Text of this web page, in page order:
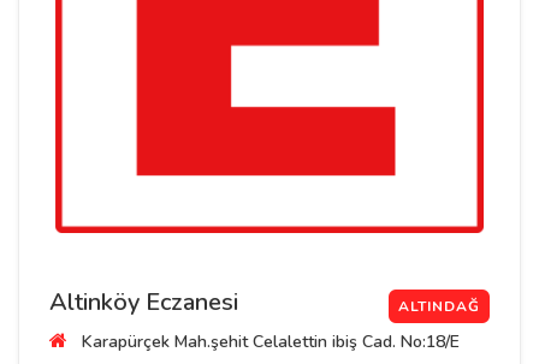
Altinköy Eczanesi ALTINDAĞ
Karapürçek Mah.şehit Celalettin ibiş Cad. No:18/E